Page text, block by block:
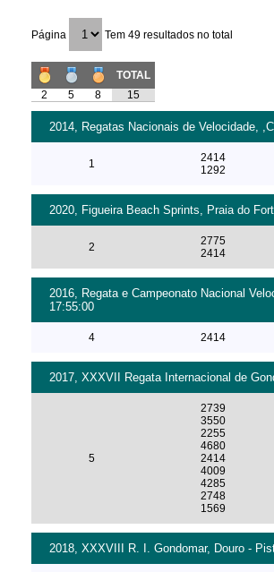
Página Tem 49 resultados no total
TOTAL
2
5 8 15
2014, Regatas Nacionais de Velocidade,
1
2414
1292
2020, Figueira Beach Sprints, Praia do
2
2775
2414
2016, Regata e Campeonato Nacional
17:55:00
4 2414
2017, XXXVII Regata Internacional de
5
2739
3550
2255
4680
2414
4009
4285
2748
1569
2018, XXXVIII R. I. Gondomar, Douro -